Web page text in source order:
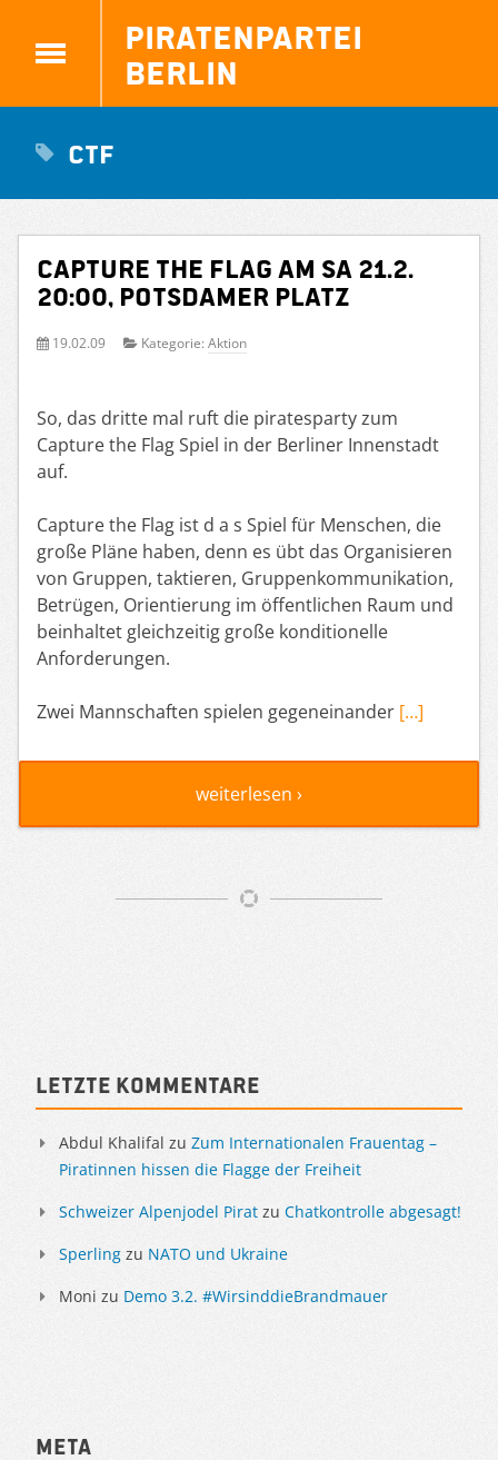
Piratenpartei
Berlin
ctf
Capture the Flag am Sa 21.2.
20:00, Potsdamer Platz
19.02.09 Kategorie: Aktion
So, das dritte mal ruft die piratesparty zum
Capture the Flag Spiel in der Berliner Innenstadt
auf.
Capture the Flag ist d a s Spiel für Menschen, die
große Pläne haben, denn es übt das Organisieren
von Gruppen, taktieren, Gruppenkommunikation,
Betrügen, Orientierung im öffentlichen Raum und
beinhaltet gleichzeitig große konditionelle
Anforderungen.
Zwei Mannschaften spielen gegeneinander […]
weiterlesen ›
Sidebar
Letzte Kommentare
Abdul Khalifal zu Zum Internationalen Frauentag –
Piratinnen hissen die Flagge der Freiheit
Schweizer Alpenjodel Pirat zu Chatkontrolle abgesagt!
Sperling zu NATO und Ukraine
Moni zu Demo 3.2. #WirsinddieBrandmauer
Meta